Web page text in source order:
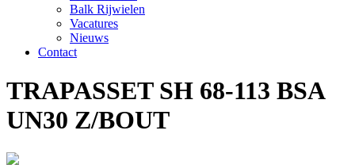
Balk Rijwielen
Vacatures
Nieuws
Contact
TRAPASSET SH 68-113 BSA
UN30 Z/BOUT